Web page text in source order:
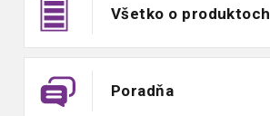
Všetko o produktoch
Poradňa